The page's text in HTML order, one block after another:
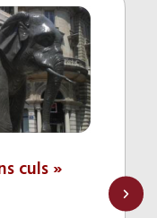
culs »